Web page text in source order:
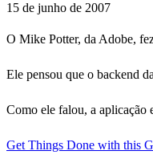
15 de junho de 2007
O Mike Potter, da Adobe,
Ele pensou que o backend
Como ele falou, a aplicação
Get Things Done with this